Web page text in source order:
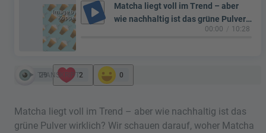
Image by Ylanite
Koppens from
Pixabay
play_arrow
Matcha liegt voll im Trend – aber
wie nachhaltig ist das grüne Pulver
00:00 10:28
TRANSKRIPT
29 2 0
Matcha liegt voll im Trend – aber wie nachhaltig ist das
grüne Pulver wirklich? Wir schauen darauf, woher Matcha